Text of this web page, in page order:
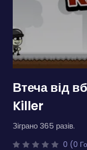
Втеча від
Killer
Зіграно 365 разів.
0 (0